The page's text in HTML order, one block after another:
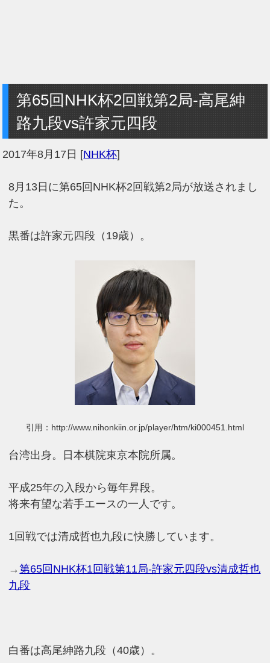
第65回NHK杯2回戦第2局-高尾紳
路九段vs許家元四段
2017年8月17日 [NHK杯]
8月13日に第65回NHK杯2回戦第2局が放送されまし
た。
黒番は許家元四段（19歳）。
引用：http://www.nihonkiin.or.jp/player/htm/ki000451.html
台湾出身。日本棋院東京本院所属。
平成25年の入段から毎年昇段。
将来有望な若手エースの一人です。
1回戦では清成哲也九段に快勝しています。
→第65回NHK杯1回戦第11局-許家元四段vs清成哲也
九段
白番は高尾紳路九段（40歳）。